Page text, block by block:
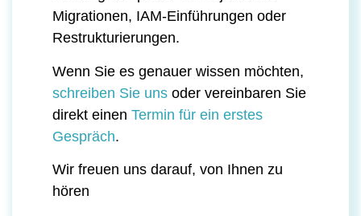
Migrationen, IAM-Einführungen oder
Restrukturierungen.
Wenn Sie es genauer wissen möchten,
schreiben Sie uns oder vereinbaren Sie
direkt einen Termin für ein erstes
Gespräch.
Wir freuen uns darauf, von Ihnen zu
hören